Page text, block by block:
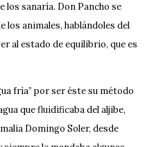
los sanaría. Don Pancho se
los animales, hablándoles del
al estado de equilibrio, que es
fría” por ser éste su método
que fluidificaba del aljibe,
Domingo Soler, desde